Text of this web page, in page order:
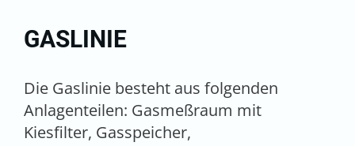
GASLINIE
Die Gaslinie besteht aus folgenden
Anlagenteilen: Gasmeßraum mit
Kiesfilter, Gasspeicher,